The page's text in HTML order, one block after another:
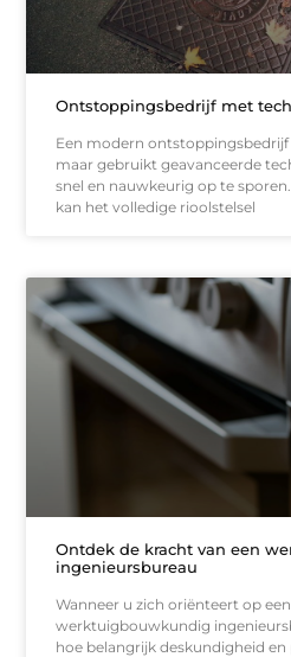
Ontstoppingsbedrijf met
Een modern
maar gebruikt geavanceerde
snel en nauwkeurig op te
kan het volledige rioolstelsel
Ontdek de kracht van een
ingenieursbureau
Wanneer u zich oriënteert op
werktuigbouwkundig
hoe belangrijk deskundigheid